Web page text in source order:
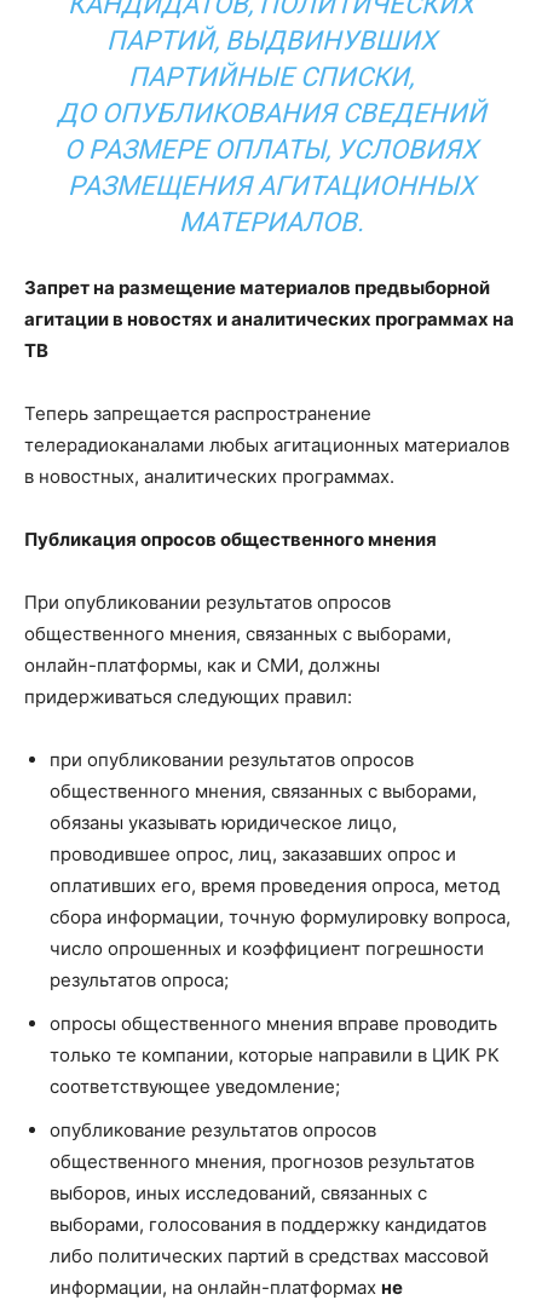
ПАРТИЙ, ВЫДВИНУВШИХ
ПАРТИЙНЫЕ СПИСКИ,
ДО ОПУБЛИКОВАНИЯ СВЕДЕНИЙ
О РАЗМЕРЕ ОПЛАТЫ, УСЛОВИЯХ
РАЗМЕЩЕНИЯ АГИТАЦИОННЫХ
МАТЕРИАЛОВ.
Запрет на размещение материалов предвыборной
агитации в новостях и аналитических программах на
ТВ
Теперь запрещается распространение
телерадиоканалами любых агитационных материалов
в новостных, аналитических программах.
Публикация опросов общественного мнения
При опубликовании результатов опросов
общественного мнения, связанных с выборами,
онлайн-платформы, как и СМИ, должны
придерживаться следующих правил:
при опубликовании результатов опросов
общественного мнения, связанных с выборами,
обязаны указывать юридическое лицо,
проводившее опрос, лиц, заказавших опрос и
оплативших его, время проведения опроса, метод
сбора информации, точную формулировку вопроса,
число опрошенных и коэффициент погрешности
результатов опроса;
опросы общественного мнения вправе проводить
только те компании, которые направили в ЦИК РК
соответствующее уведомление;
опубликование результатов опросов
общественного мнения, прогнозов результатов
выборов, иных исследований, связанных с
выборами, голосования в поддержку кандидатов
либо политических партий в средствах массовой
информации, на онлайн-платформах не